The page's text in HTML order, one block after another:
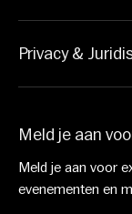
Privacy &
Meld je aan
Meld je aan voor
evenementen en